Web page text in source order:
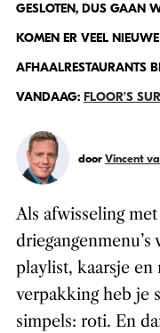
GESLOTEN, DUS GAAN
KOMEN ER VEEL
AFHAALRESTAURANTS
VANDAAG: FLOOR’S
door Vincent
Als afwisseling
playlist, kaarsje
verpakking heb je
simpels: roti. En